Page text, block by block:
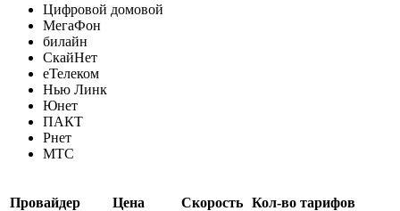
Цифровой домовой
МегаФон
билайн
СкайНет
еТелеком
Нью Линк
Юнет
ПАКТ
Рнет
МТС
Провайдер Цена Скорость Кол-во тарифов